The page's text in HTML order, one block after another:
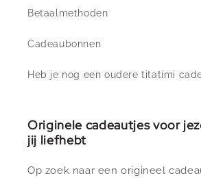
Betaalmethoden
Cadeaubonnen
Heb je nog een oudere titatimi
Originele cadeautjes voor
jij liefhebt
Op zoek naar een origineel